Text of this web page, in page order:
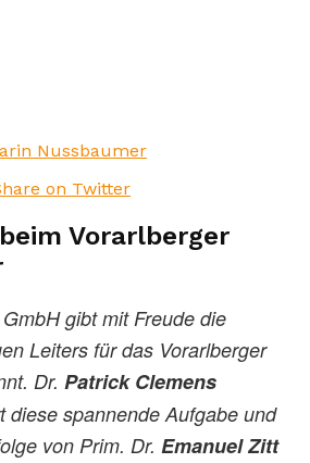
Nussbaumer
on Twitter
Vorarlberger
gibt mit Freude die
Leiters für das Vorarlberger
Dr. Patrick Clemens
diese spannende Aufgabe und
von Prim. Dr. Emanuel Zitt